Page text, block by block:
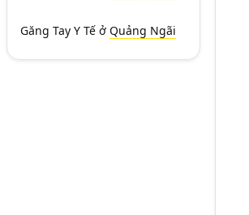
Găng Tay Y Tế ở Quảng Ngãi